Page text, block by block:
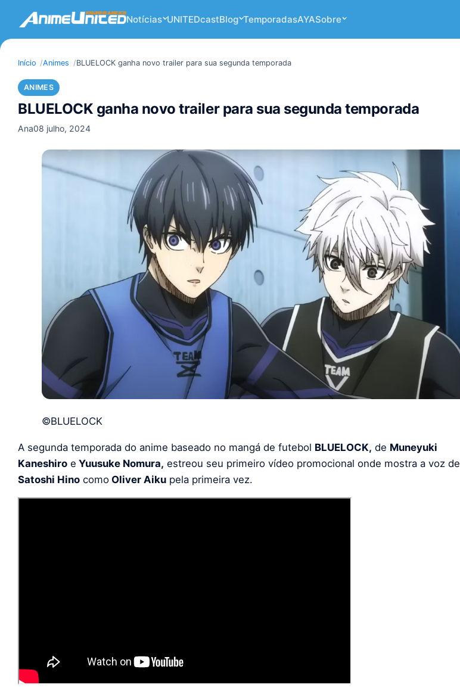
Notícias UNITEDcastBlog TemporadasAYASobre
Início Animes BLUELOCK ganha novo trailer para sua segunda temporada
ANIMES
BLUELOCK ganha novo trailer para sua segunda temporada
Ana08 julho, 2024
©BLUELOCK
A segunda temporada do anime baseado no mangá de futebol BLUELOCK, de Muneyuki
Kaneshiro e Yuusuke Nomura, estreou seu primeiro vídeo promocional onde mostra a voz de
Satoshi Hino como Oliver Aiku pela primeira vez.